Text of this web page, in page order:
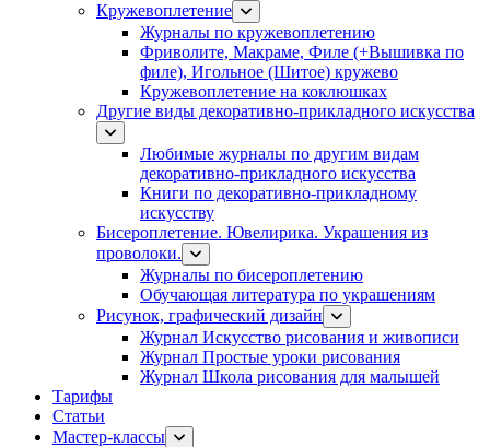
Кружевоплетение
Журналы по кружевоплетению
Фриволите, Макраме, Филе (+Вышивка по
филе), Игольное (Шитое) кружево
Кружевоплетение на коклюшках
Другие виды декоративно-прикладного искусства
Любимые журналы по другим видам
декоративно-прикладного искусства
Книги по декоративно-прикладному
искусству
Бисероплетение. Ювелирика. Украшения из
проволоки.
Журналы по бисероплетению
Обучающая литература по украшениям
Рисунок, графический дизайн
Журнал Искусство рисования и живописи
Журнал Простые уроки рисования
Журнал Школа рисования для малышей
Тарифы
Статьи
Мастер-классы